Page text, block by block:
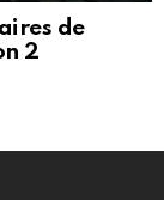
de
2